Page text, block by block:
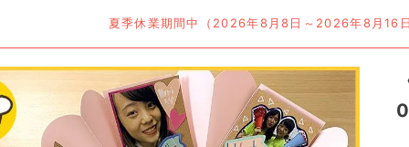
夏季休業期間中（2026年8月8日～2026年8月16